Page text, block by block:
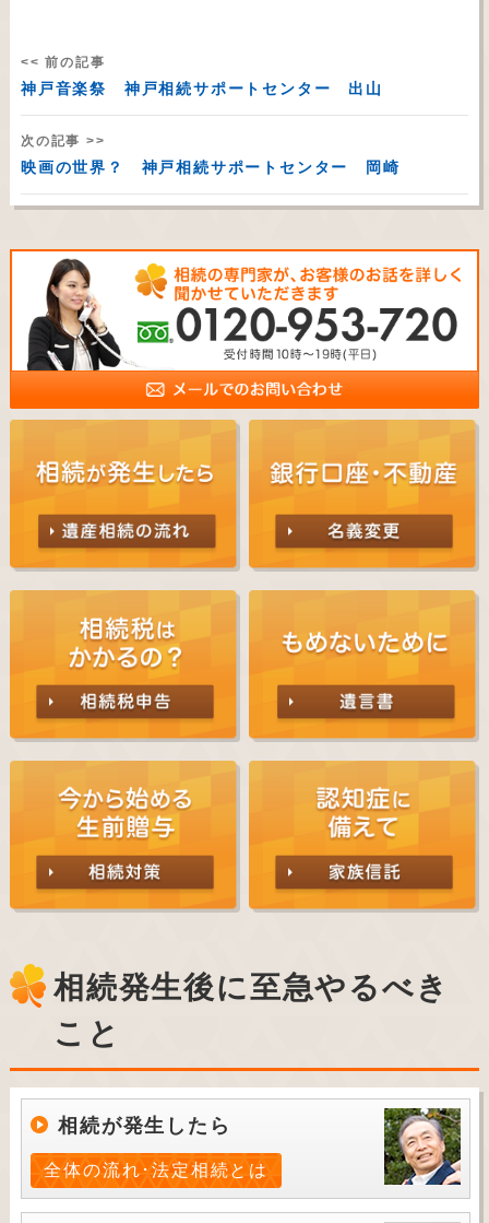
<< 前の記事
神戸音楽祭 神戸相続サポートセンター 出山
次の記事 >>
映画の世界？ 神戸相続サポートセンター 岡崎
相続発生後に至急やるべき
こと
相続が発生したら
全体の流れ･法定相続とは